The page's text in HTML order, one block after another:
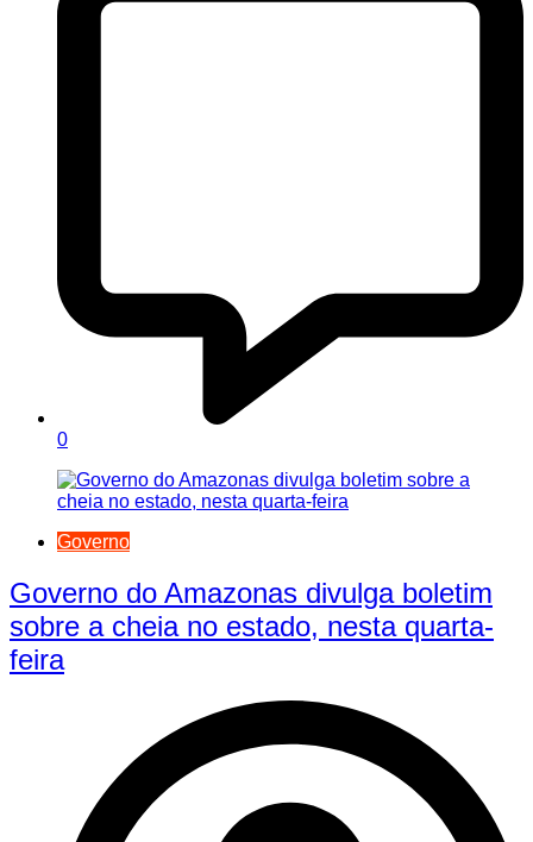
0
Governo
Governo do Amazonas divulga boletim
sobre a cheia no estado, nesta quarta-
feira